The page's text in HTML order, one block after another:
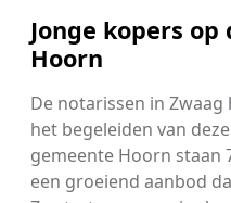
Jonge kopers
Hoorn
De notarissen in
het begeleiden van
gemeente Hoorn staan
een groeiend aanbod